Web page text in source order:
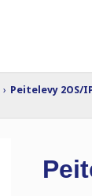
› Peitelevy 2OS/